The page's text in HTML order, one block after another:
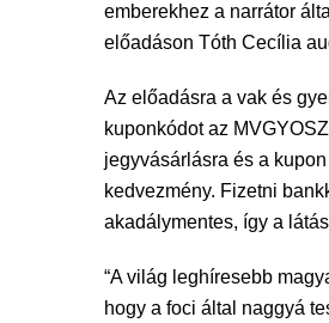
emberekhez a narrátor
előadáson Tóth Cecília
Az előadásra a vak és
kuponkódot az
jegyvásárlásra és a
kedvezmény. Fizetni
akadálymentes, így a
“A világ leghíresebb
hogy a foci által naggyá